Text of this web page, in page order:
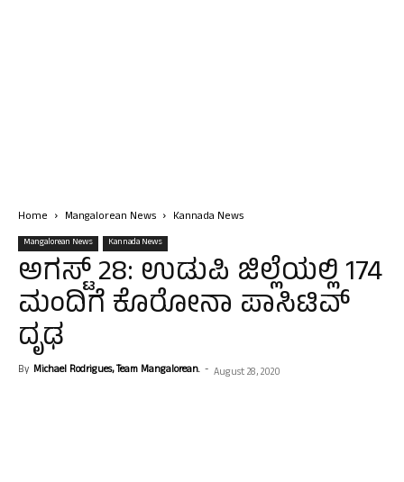
Home Mangalorean News Kannada News
Mangalorean News Kannada News
ಅಗಸ್ಟ್ 28: ಉಡುಪಿ ಜಿಲ್ಲೆಯಲ್ಲಿ 174
ಮಂದಿಗೆ ಕೊರೋನಾ ಪಾಸಿಟಿವ್
ದೃಢ
By Michael Rodrigues, Team Mangalorean. - August 28, 2020